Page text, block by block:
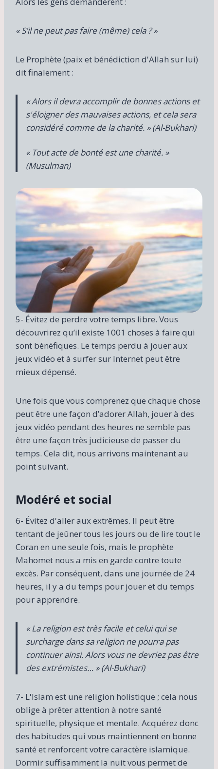
« S’il ne peut pas faire (même) cela ? »
Le Prophète (paix et bénédiction d'Allah sur lui)
dit finalement :
« Alors il devra accomplir de bonnes actions et
s'éloigner des mauvaises actions, et cela sera
considéré comme de la charité. » (Al-Bukhari)
« Tout acte de bonté est une charité. »
(Musulman)
5- Évitez de perdre votre temps libre. Vous
découvrirez qu’il existe 1001 choses à faire qui
sont bénéfiques. Le temps perdu à jouer aux
jeux vidéo et à surfer sur Internet peut être
mieux dépensé.
Une fois que vous comprenez que chaque chose
peut être une façon d’adorer Allah, jouer à des
jeux vidéo pendant des heures ne semble pas
être une façon très judicieuse de passer du
temps. Cela dit, nous arrivons maintenant au
point suivant.
Modéré et social
6- Évitez d'aller aux extrêmes. Il peut être
tentant de jeûner tous les jours ou de lire tout le
Coran en une seule fois, mais le prophète
Mahomet nous a mis en garde contre toute
excès. Par conséquent, dans une journée de 24
heures, il y a du temps pour jouer et du temps
pour apprendre.
« La religion est très facile et celui qui se
surcharge dans sa religion ne pourra pas
continuer ainsi. Alors vous ne devriez pas être
des extrémistes… » (Al-Bukhari)
7- L'Islam est une religion holistique ; cela nous
oblige à prêter attention à notre santé
spirituelle, physique et mentale. Acquérez donc
des habitudes qui vous maintiennent en bonne
santé et renforcent votre caractère islamique.
Dormir suffisamment la nuit vous permet de